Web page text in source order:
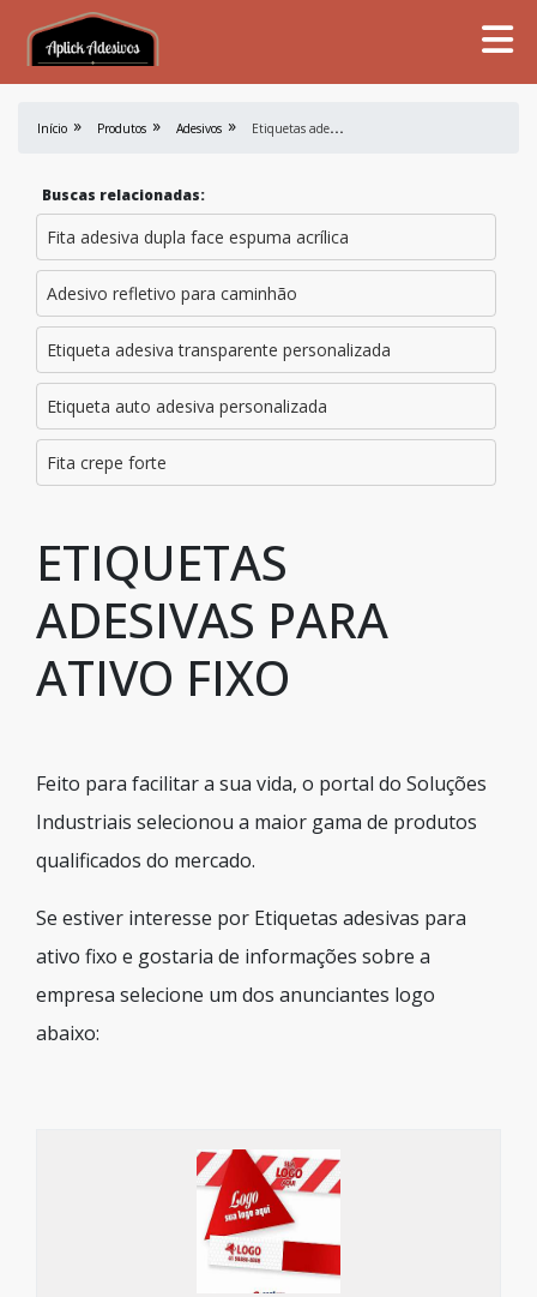
Início Produtos Adesivos E
tiquetas adesivas para ativo fixo
Buscas relacionadas:
Fita adesiva dupla face espuma acrílica
Adesivo refletivo para caminhão
Etiqueta adesiva transparente personalizada
Etiqueta auto adesiva personalizada
Fita crepe forte
ETIQUETAS
ADESIVAS PARA
ATIVO FIXO
Feito para facilitar a sua vida, o portal do Soluções
Industriais selecionou a maior gama de produtos
qualificados do mercado.
Se estiver interesse por Etiquetas adesivas para
ativo fixo e gostaria de informações sobre a
empresa selecione um dos anunciantes logo
abaixo: